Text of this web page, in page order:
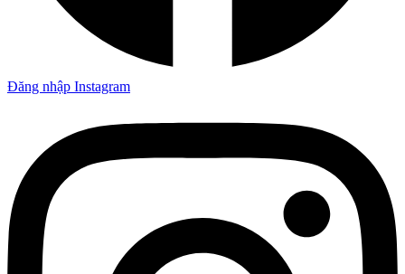
Đăng nhập Instagram